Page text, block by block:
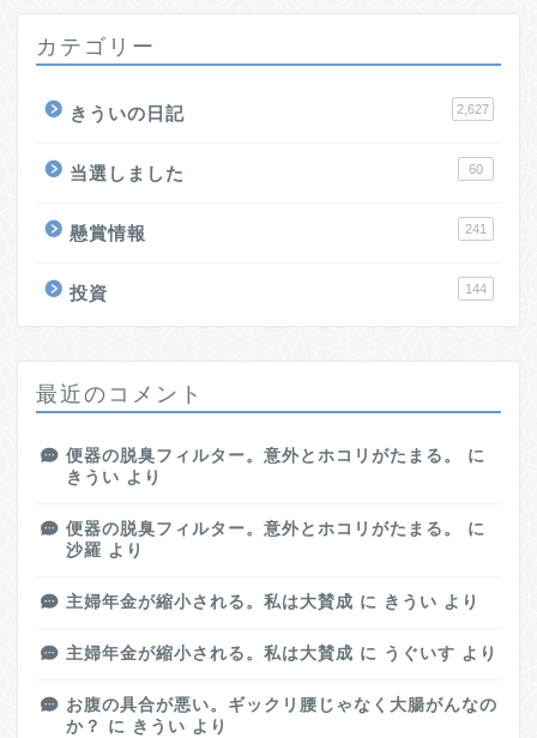
カテゴリー
きういの日記 2,627
当選しました 60
懸賞情報 241
投資 144
最近のコメント
便器の脱臭フィルター。意外とホコリがたまる。
に
きうい より
便器の脱臭フィルター。意外とホコリがたまる。
に
沙羅 より
主婦年金が縮小される。私は大賛成 に きうい より
主婦年金が縮小される。私は大賛成 に うぐいす より
お腹の具合が悪い。ギックリ腰じゃなく大腸がんなの
か？
に きうい より